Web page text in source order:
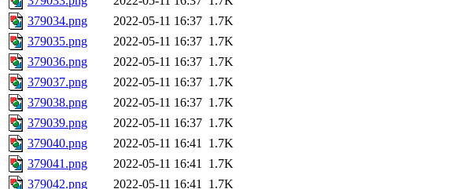
379034.png
2022-05-11 16:37 1.7K
379035.png
2022-05-11 16:37 1.7K
379036.png
2022-05-11 16:37 1.7K
379037.png
2022-05-11 16:37 1.7K
379038.png
2022-05-11 16:37 1.7K
379039.png
2022-05-11 16:37 1.7K
379040.png
2022-05-11 16:41 1.7K
379041.png
2022-05-11 16:41 1.7K
379042.png
2022-05-11 16:41 1.7K